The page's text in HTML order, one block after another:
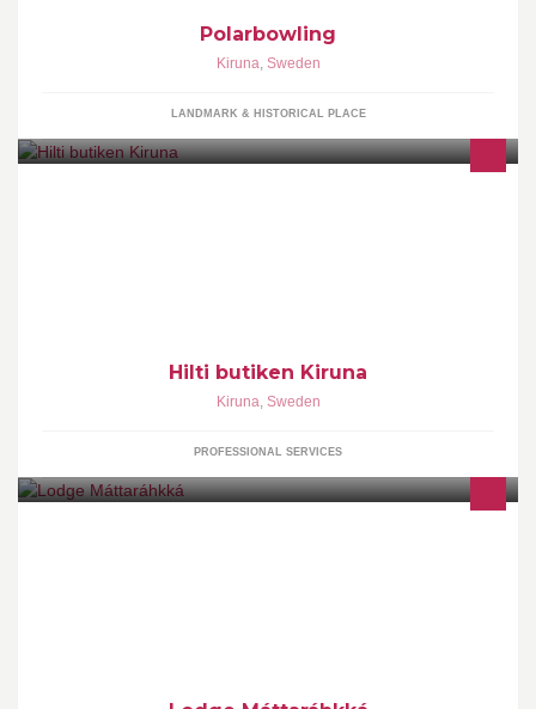
Polarbowling
Kiruna, Sweden
LANDMARK & HISTORICAL PLACE
Hilti butiken Kiruna
Kiruna, Sweden
PROFESSIONAL SERVICES